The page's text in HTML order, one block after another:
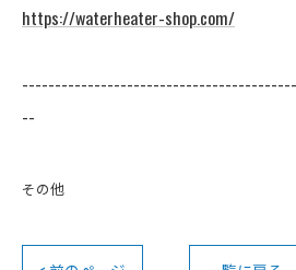
https://waterheater-shop.com/
--
その他